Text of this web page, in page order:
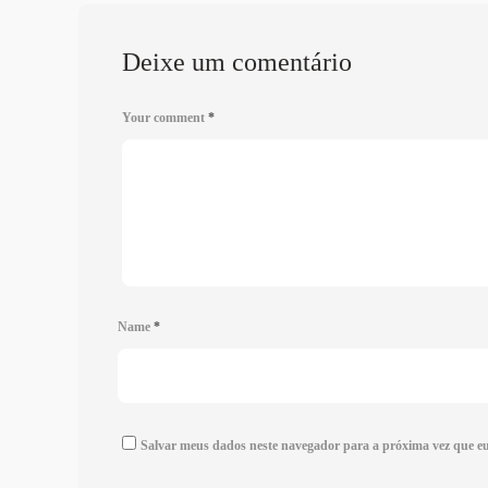
Deixe um comentário
Your comment *
Name *
Salvar meus dados neste navegador para a próxima vez que